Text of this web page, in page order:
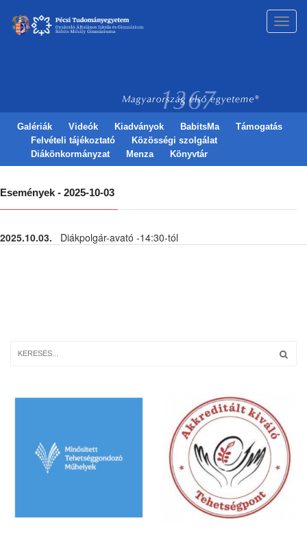
Galériák Videók Kiadványok BabitsMa
Támogatás
Felvételi tájékoztató
Közösségi szolgálat
Diákönkormányzat
Menza Könyvtár
Események - 2025-10-03
2025.10.03. Diákpolgár-avató -14:30-tól